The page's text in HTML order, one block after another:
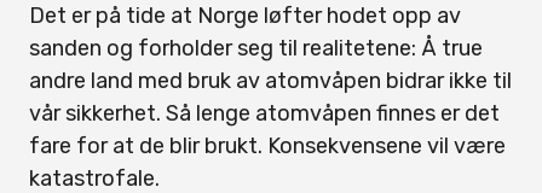
Det er på tide at Norge løfter hodet opp av
sanden og forholder seg til realitetene: Å true
andre land med bruk av atomvåpen bidrar ikke til
vår sikkerhet. Så lenge atomvåpen finnes er det
fare for at de blir brukt. Konsekvensene vil være
katastrofale.